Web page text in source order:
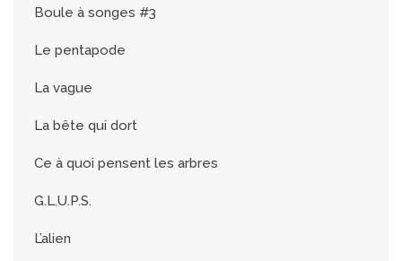
Boule à songes #3
Le pentapode
La vague
La bête qui dort
Ce à quoi pensent les arbres
G.L.U.P.S.
L’alien